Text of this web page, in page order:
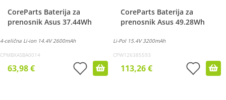
CoreParts Baterija za
prenosnik Asus 37.44Wh
4-celična Li-ion 14.4V 2600mAh
CPMBXASBA0014
63,98 €
CoreParts Baterija za
prenosnik Asus 49.28Wh
Li-Pol 15.4V 3200mAh
CPW126385593
113,26 €